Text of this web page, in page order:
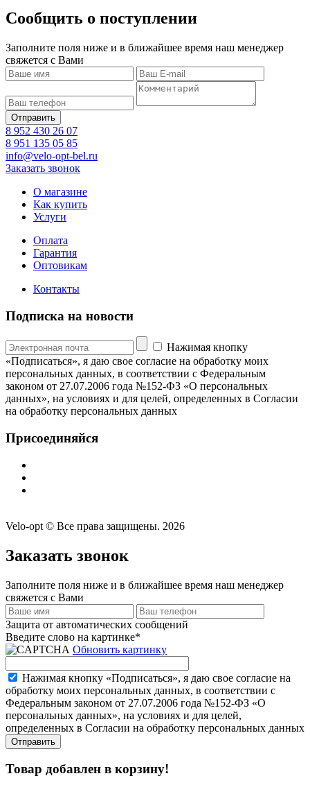
Сообщить о поступлении
Заполните поля ниже и в ближайшее время наш менеджер
свяжется с Вами
8 952 430 26 07
8 951 135 05 85
info@velo-opt-bel.ru
Заказать звонок
О магазине
Как купить
Услуги
Оплата
Гарантия
Оптовикам
Контакты
Подписка на новости
Нажимая кнопку
«Подписаться», я даю свое согласие на обработку моих
персональных данных, в соответствии с Федеральным
законом от 27.07.2006 года №152-ФЗ «О персональных
данных», на условиях и для целей, определенных в Согласии
на обработку персональных данных
Присоединяйся
Velo-opt © Все права защищены. 2026
Заказать звонок
Заполните поля ниже и в ближайшее время наш менеджер
свяжется с Вами
Защита от автоматических сообщений
Введите слово на картинке*
Обновить картинку
Нажимая кнопку «Подписаться», я даю свое согласие на
обработку моих персональных данных, в соответствии с
Федеральным законом от 27.07.2006 года №152-ФЗ «О
персональных данных», на условиях и для целей,
определенных в Согласии на обработку персональных данных
Товар добавлен в корзину!